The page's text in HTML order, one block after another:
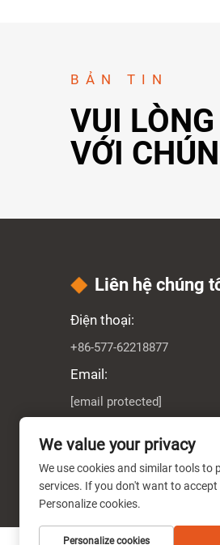
BẢN TIN
VUI
VỚI
Liên hệ chúng
Điện thoại:
+86-577-62218877
Email:
[email protected]
Khu Công Nghiệp Đặc
We value your privacy
We use cookies and similar tools to
services. If you don't want to accept
Personalize cookies.
Personalize cookies